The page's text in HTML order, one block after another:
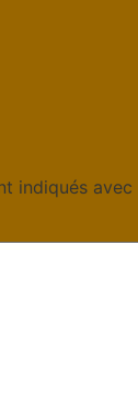
indiqués avec